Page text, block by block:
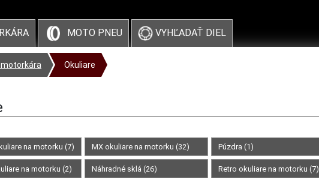
MOTO PNEU VYHĽADAŤ DIEL
motorkára Okuliare
na motorku (7)
na motorku (2)
MX okuliare na motorku (32)
Náhradné sklá (26)
Púzdra (1)
Retro okuliare na motorku (7)